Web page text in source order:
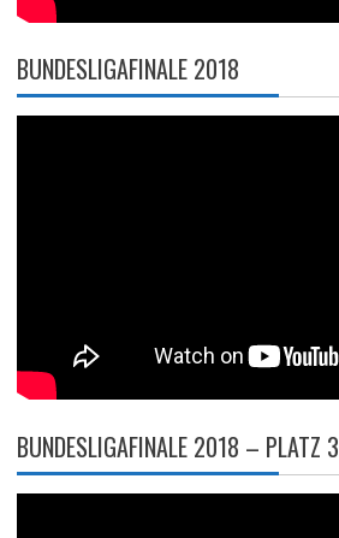
BUNDESLIGAFINALE 2018
BUNDESLIGAFINALE 2018 – PLATZ 3